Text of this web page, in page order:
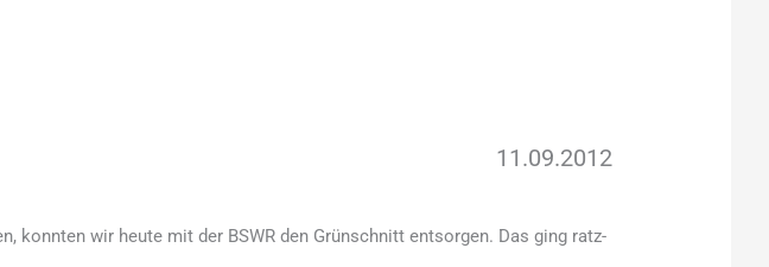
11.09.2012
konnten wir heute mit der BSWR den Grünschnitt entsorgen. Das ging ratz-